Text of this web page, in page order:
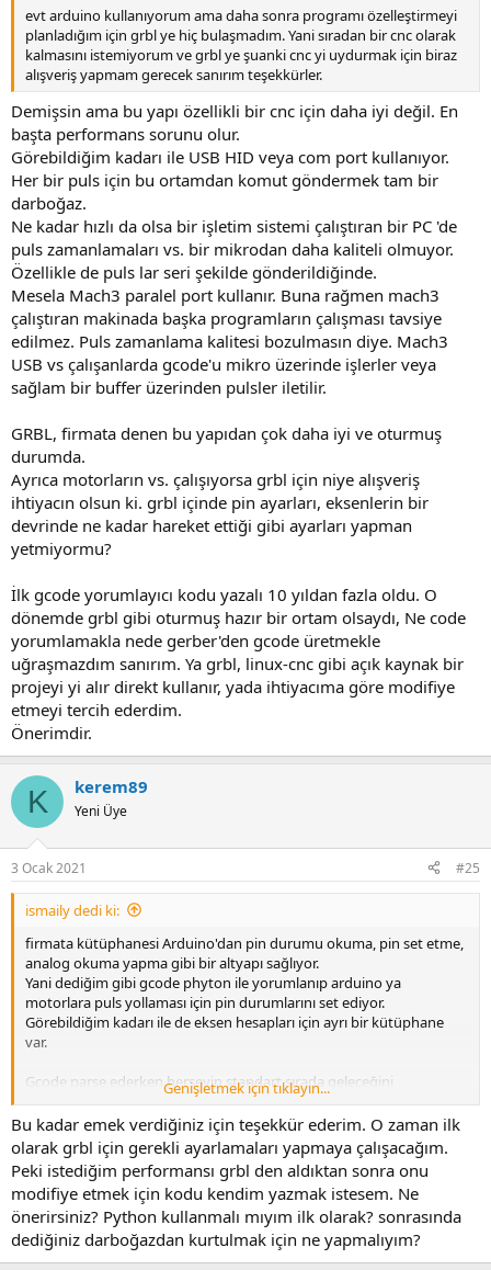
evt arduino kullanıyorum ama daha sonra programı özelleştirmeyi
planladığım için grbl ye hiç bulaşmadım. Yani sıradan bir cnc olarak
kalmasını istemiyorum ve grbl ye şuanki cnc yi uydurmak için biraz
alışveriş yapmam gerecek sanırım teşekkürler.
Demişsin ama bu yapı özellikli bir cnc için daha iyi değil. En
başta performans sorunu olur.
Görebildiğim kadarı ile USB HID veya com port kullanıyor.
Her bir puls için bu ortamdan komut göndermek tam bir
darboğaz.
Ne kadar hızlı da olsa bir işletim sistemi çalıştıran bir PC 'de
puls zamanlamaları vs. bir mikrodan daha kaliteli olmuyor.
Özellikle de puls lar seri şekilde gönderildiğinde.
Mesela Mach3 paralel port kullanır. Buna rağmen mach3
çalıştıran makinada başka programların çalışması tavsiye
edilmez. Puls zamanlama kalitesi bozulmasın diye. Mach3
USB vs çalışanlarda gcode'u mikro üzerinde işlerler veya
sağlam bir buffer üzerinden pulsler iletilir.
GRBL, firmata denen bu yapıdan çok daha iyi ve oturmuş
durumda.
Ayrıca motorların vs. çalışıyorsa grbl için niye alışveriş
ihtiyacın olsun ki. grbl içinde pin ayarları, eksenlerin bir
devrinde ne kadar hareket ettiği gibi ayarları yapman
yetmiyormu?
İlk gcode yorumlayıcı kodu yazalı 10 yıldan fazla oldu. O
dönemde grbl gibi oturmuş hazır bir ortam olsaydı, Ne code
yorumlamakla nede gerber'den gcode üretmekle
uğraşmazdım sanırım. Ya grbl, linux-cnc gibi açık kaynak bir
projeyi yi alır direkt kullanır, yada ihtiyacıma göre modifiye
etmeyi tercih ederdim.
Önerimdir.
K kerem89
Yeni Üye
3 Ocak 2021 #25
ismaily dedi ki:
firmata kütüphanesi Arduino'dan pin durumu okuma, pin set etme,
analog okuma yapma gibi bir altyapı sağlıyor.
Yani dediğim gibi gcode phyton ile yorumlanıp arduino ya
motorlara puls yollaması için pin durumlarını set ediyor.
Görebildiğim kadarı ile de eksen hesapları için ayrı bir kütüphane
var.
Gcode parse ederken herşeyin standart sırada geleceğini
Hatan büyük ihtimalle burada.
Mesela her satırda F değerinin geleceğini varsayıyorsun. Senin
koduna göre F değeri gelmezse Y değerini hatalı okursun.
Oysa F yani eksen hızı gcode'da modal bir parametredir. Bir kere set
edildikten sonra her satırda tekrarlanması gerekmez.
Ayrıca kod da biraz spagetti olmuş.
Koduna olabildiğince açıklamalar eklersen, paragraflara dikkat
Genişletmek için tıklayın...
Bu kadar emek verdiğiniz için teşekkür ederim. O zaman ilk
olarak grbl için gerekli ayarlamaları yapmaya çalışacağım.
Peki istediğim performansı grbl den aldıktan sonra onu
modifiye etmek için kodu kendim yazmak istesem. Ne
önerirsiniz? Python kullanmalı mıyım ilk olarak? sonrasında
dediğiniz darboğazdan kurtulmak için ne yapmalıyım?